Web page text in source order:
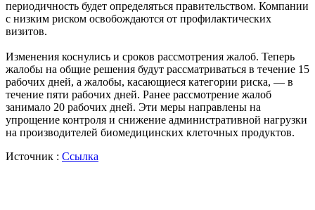
периодичность будет определяться правительством. Компании
с низким риском освобождаются от профилактических
визитов.
Изменения коснулись и сроков рассмотрения жалоб. Теперь
жалобы на общие решения будут рассматриваться в течение 15
рабочих дней, а жалобы, касающиеся категории риска, — в
течение пяти рабочих дней. Ранее рассмотрение жалоб
занимало 20 рабочих дней. Эти меры направлены на
упрощение контроля и снижение административной нагрузки
на производителей биомедицинских клеточных продуктов.
Источник : Ссылка